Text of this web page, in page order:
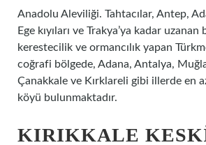
Anadolu Aleviliği. Tahtacılar, Antep,
Ege kıyıları ve Trakya’ya kadar uzanan
kerestecilik ve ormancılık yapan
coğrafi bölgede, Adana, Antalya,
Çanakkale ve Kırklareli gibi illerde en
köyü bulunmaktadır.
KIRIKKALE